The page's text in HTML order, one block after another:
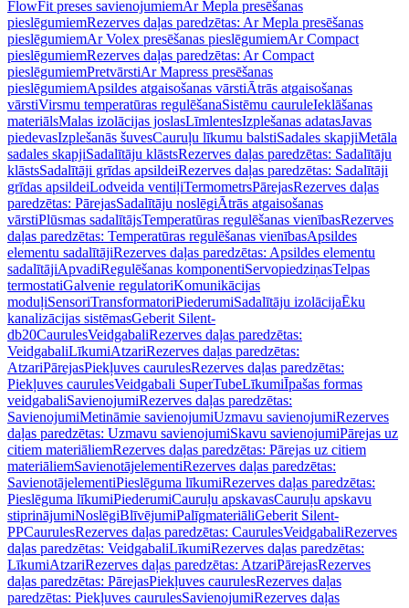
FlowFit preses savienojumiemAr Mepla presēšanas
pieslēgumiemRezerves daļas paredzētas: Ar Mepla presēšanas
pieslēgumiemAr Volex presēšanas pieslēgumiemAr Compact
pieslēgumiemRezerves daļas paredzētas: Ar Compact
pieslēgumiemPretvārstiAr Mapress presēšanas
pieslēgumiemApsildes atgaisošanas vārstiĀtrās atgaisošanas
vārstiVirsmu temperatūras regulēšanaSistēmu cauruleIeklāšanas
materiālsMalas izolācijas joslasLīmlentesIzplešanas adatasJavas
piedevasIzplešanās šuvesCauruļu līkumu balstiSadales skapjiMetāla
sadales skapjiSadalītāju klāstsRezerves daļas paredzētas: Sadalītāju
klāstsSadalītāji grīdas apsildeiRezerves daļas paredzētas: Sadalītāji
grīdas apsildeiLodveida ventiļiTermometrsPārejasRezerves daļas
paredzētas: PārejasSadalītāju noslēgiĀtrās atgaisošanas
vārstiPlūsmas sadalītājsTemperatūras regulēšanas vienībasRezerves
daļas paredzētas: Temperatūras regulēšanas vienībasApsildes
elementu sadalītājiRezerves daļas paredzētas: Apsildes elementu
sadalītājiApvadiRegulēšanas komponentiServopiedziņasTelpas
termostatiGalvenie regulatoriKomunikācijas
moduļiSensoriTransformatoriPiederumiSadalītāju izolācijaĒku
kanalizācijas sistēmasGeberit Silent-
db20CaurulesVeidgabaliRezerves daļas paredzētas:
VeidgabaliLīkumiAtzariRezerves daļas paredzētas:
AtzariPārejasPiekļuves caurulesRezerves daļas paredzētas:
Piekļuves caurulesVeidgabali SuperTubeLīkumiĪpašas formas
veidgabaliSavienojumiRezerves daļas paredzētas:
SavienojumiMetināmie savienojumiUzmavu savienojumiRezerves
daļas paredzētas: Uzmavu savienojumiSkavu savienojumiPārejas uz
citiem materiāliemRezerves daļas paredzētas: Pārejas uz citiem
materiāliemSavienotājelementiRezerves daļas paredzētas:
SavienotājelementiPieslēguma līkumiRezerves daļas paredzētas:
Pieslēguma līkumiPiederumiCauruļu apskavasCauruļu apskavu
stiprinājumiNoslēgiBlīvējumiPalīgmateriāliGeberit Silent-
PPCaurulesRezerves daļas paredzētas: CaurulesVeidgabaliRezerves
daļas paredzētas: VeidgabaliLīkumiRezerves daļas paredzētas:
LīkumiAtzariRezerves daļas paredzētas: AtzariPārejasRezerves
daļas paredzētas: PārejasPiekļuves caurulesRezerves daļas
paredzētas: Piekļuves caurulesSavienojumiRezerves daļas